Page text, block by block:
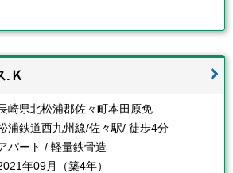
.Ｋ
崎県北松浦郡佐々町本田原免
浦鉄道西九州線/佐々駅/ 徒歩4分
パート / 軽量鉄骨造
年09月（築4年）